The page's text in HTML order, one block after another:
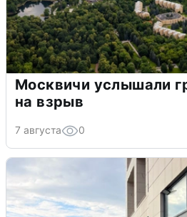
Москвичи услышали
на взрыв
7 августа 0